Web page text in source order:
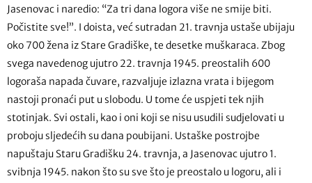
Jasenovac i naredio: “Za tri dana logora više ne smije biti.
Počistite sve!”. I doista, već sutradan 21. travnja ustaše ubijaju
oko 700 žena iz Stare Gradiške, te desetke muškaraca. Zbog
svega navedenog ujutro 22. travnja 1945. preostalih 600
logoraša napada čuvare, razvaljuje izlazna vrata i bijegom
nastoji pronaći put u slobodu. U tome će uspjeti tek njih
stotinjak. Svi ostali, kao i oni koji se nisu usudili sudjelovati u
proboju sljedećih su dana poubijani. Ustaške postrojbe
napuštaju Staru Gradišku 24. travnja, a Jasenovac ujutro 1.
svibnja 1945. nakon što su sve što je preostalo u logoru, ali i